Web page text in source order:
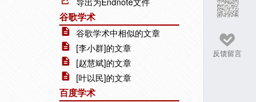
反馈留言
谷歌学术
谷歌学术中相似的文章
[李小群]的文章
[赵慧斌]的文章
[叶以民]的文章
百度学术